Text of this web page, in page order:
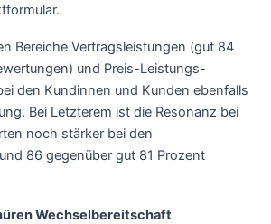
Bereiche Vertragsleistungen (gut 84
und Preis-Leistungs-
den Kundinnen und Kunden ebenfalls
Bei Letzterem ist die Resonanz bei
noch stärker bei den
86 gegenüber gut 81 Prozent
Wechselbereitschaft